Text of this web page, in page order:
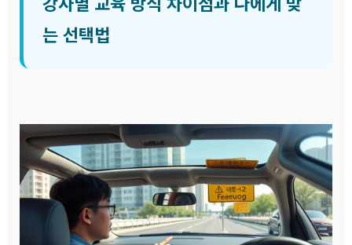
는 선택법